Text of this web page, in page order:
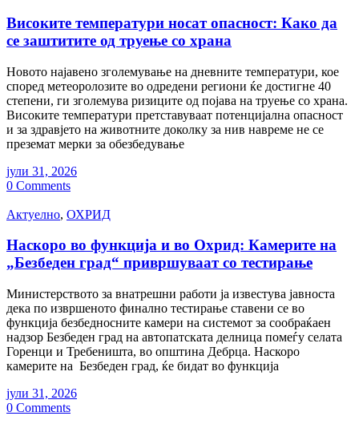
Високите температури носат опасност: Како да
се заштитите од труење со храна
Новото најавено зголемување на дневните температури, кое
според метеоролозите во одредени региони ќе достигне 40
степени, ги зголемува ризиците од појава на труење со храна.
Високите температури претставуваат потенцијална опасност
и за здравјето на животните доколку за нив навреме не се
преземат мерки за обезбедување
јули 31, 2026
0 Comments
Актуелно, ОХРИД
Наскоро во функција и во Охрид: Камерите на
„Безбеден град“ привршуваат со тестирање
Министерството за внатрешни работи ја известува јавноста
дека по извршеното финално тестирање ставени се во
функција безбедносните камери на системот за сообраќаен
надзор Безбеден град на автопатската делница помеѓу селата
Горенци и Требеништа, во општина Дебрца. Наскоро
камерите на Безбеден град, ќе бидат во функција
јули 31, 2026
0 Comments